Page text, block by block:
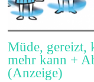
Müde, gereizt,
mehr kann +
(Anzeige)